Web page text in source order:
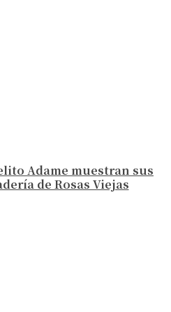
Adame muestran sus
de Rosas Viejas